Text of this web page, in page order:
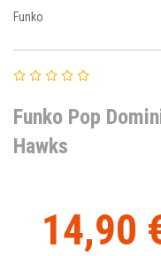
Funko
Funko Pop
Hawks
14,90